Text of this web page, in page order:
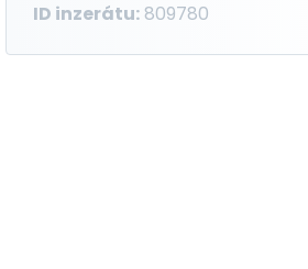
ID inzerátu: 809780